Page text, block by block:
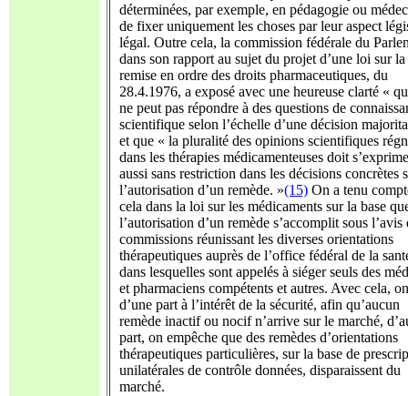
déterminées, par exemple, en pédagogie ou
de fixer uniquement les choses par leur aspect
légal. Outre cela, la commission fédérale du
dans son rapport au sujet du projet d’une loi sur la
remise en ordre des droits pharmaceutiques, du
28.4.1976, a exposé avec une heureuse clarté «
ne peut pas répondre à des questions de
scientifique selon l’échelle d’une décision
et que « la pluralité des opinions scientifiques
dans les thérapies médicamenteuses doit
aussi sans restriction dans les décisions concrètes
l’autorisation d’un remède. »(15) On a tenu
cela dans la loi sur les médicaments sur la base
l’autorisation d’un remède s’accomplit sous l’avis
commissions réunissant les diverses orientations
thérapeutiques auprès de l’office fédéral de la
dans lesquelles sont appelés à siéger seuls des
et pharmaciens compétents et autres. Avec cela,
d’une part à l’intérêt de la sécurité, afin qu’aucun
remède inactif ou nocif n’arrive sur le marché,
part, on empêche que des remèdes d’orientations
thérapeutiques particulières, sur la base de
unilatérales de contrôle données, disparaissent du
marché.